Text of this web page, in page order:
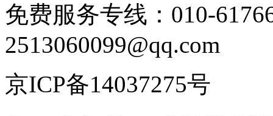
免费服务专线：010-
2513060099@qq.com
京ICP备14037275号